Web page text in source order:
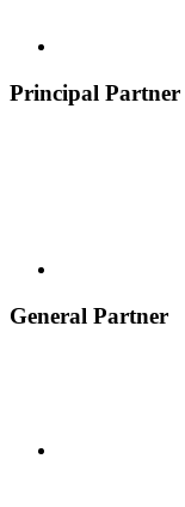
Principal Partner
General Partner